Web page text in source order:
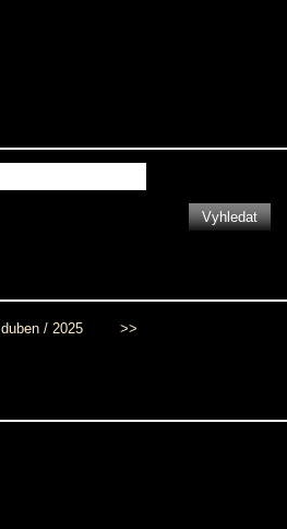
duben / 2025 >>